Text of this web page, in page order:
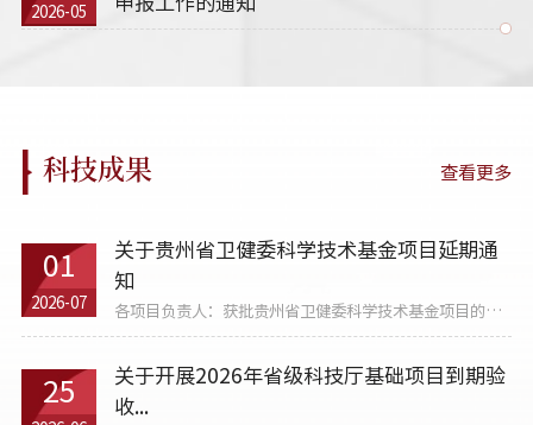
2026-05
科技成果 查看更多
01
2026-07
关于贵州省卫健委科学技术基金项目延期通
知
各项目负责人：获批贵州省卫健委科学技术基金项目的负
责人，...
25
关于开展2026年省级科技厅基础项目到期验
收...